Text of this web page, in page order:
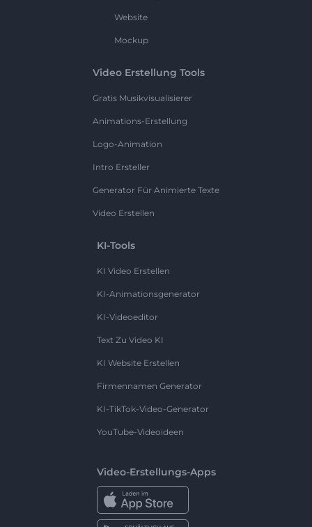
Website
Mockup
Video Erstellung Tools
Gratis Musikvisualisierer
Animations-Erstellung
Logo-Animation
Intro Ersteller
Generator Für Animierte Texte
Video Erstellen
KI-Tools
KI Video Erstellen
KI-Animationsgenerator
KI-Videoeditor
Text Zu Video KI
KI Website Erstellen
Firmennamen Generator
KI-TikTok-Video-Generator
YouTube-Videoideen
Video-Erstellungs-Apps